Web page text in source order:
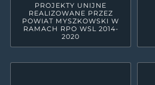
PROJEKTY UNIJNE
REALIZOWANE PRZEZ
POWIAT MYSZKOWSKI W
RAMACH RPO WSL 2014-
2020